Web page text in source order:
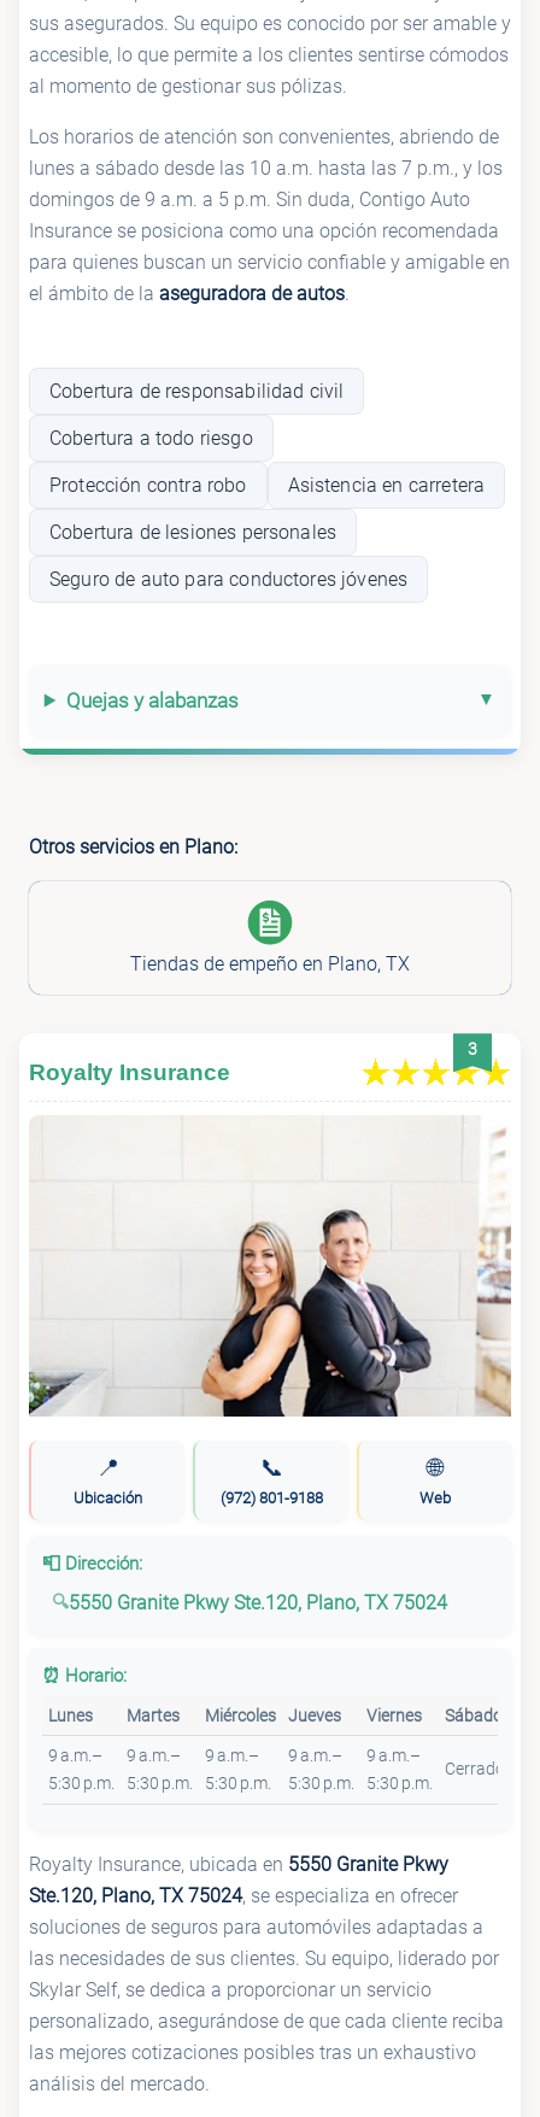
sus asegurados. Su equipo es conocido por ser amable y
accesible, lo que permite a los clientes sentirse cómodos
al momento de gestionar sus pólizas.
Los horarios de atención son convenientes, abriendo de
lunes a sábado desde las 10 a.m. hasta las 7 p.m., y los
domingos de 9 a.m. a 5 p.m. Sin duda, Contigo Auto
Insurance se posiciona como una opción recomendada
para quienes buscan un servicio confiable y amigable en
el ámbito de la aseguradora de autos
Cobertura de responsabilidad civil
Cobertura a todo riesgo
Protección contra robo Asistencia en carretera
Cobertura de lesiones personales
Seguro de auto para conductores jóvenes
Quejas y alabanzas
Otros servicios en Plano:
Tiendas de empeño en Plano, TX
3
Royalty Insurance
📍
Ubicación
📞
(972) 801-9188
🌐
Web
📮 Dirección:
5550 Granite Pkwy Ste.120, Plano, TX 75024
⏰ Horario:
Lunes Martes Miércoles Jueves Viernes Sábado
9 a.m.–
5:30 p.m.
9 a.m.–
5:30 p.m.
9 a.m.–
5:30 p.m.
9 a.m.–
5:30 p.m.
9 a.m.–
5:30 p.m.
Cerrado
Royalty Insurance, ubicada en 5550 Granite Pkwy
Ste.120, Plano, TX 75024, se especializa en ofrecer
soluciones de seguros para automóviles adaptadas a
las necesidades de sus clientes. Su equipo, liderado por
Skylar Self, se dedica a proporcionar un servicio
personalizado, asegurándose de que cada cliente reciba
las mejores cotizaciones posibles tras un exhaustivo
análisis del mercado.